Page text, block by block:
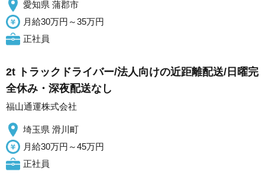
愛知県 蒲郡市
月給30万円～35万円
正社員
2t トラックドライバー/法人向けの近距離配送/日曜完
全休み・深夜配送なし
福山通運株式会社
埼玉県 滑川町
月給30万円～45万円
正社員